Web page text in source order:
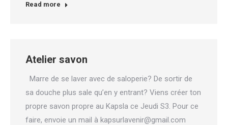
Read more
Atelier savon
Marre de se laver avec de saloperie? De sortir de
sa douche plus sale qu’en y entrant? Viens créer ton
propre savon propre au Kapsla ce Jeudi S3. Pour ce
faire, envoie un mail à kapsurlavenir@gmail.com